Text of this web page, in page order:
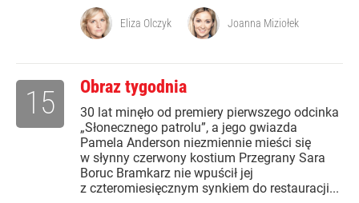
Eliza Olczyk Joanna Miziołek
Obraz tygodnia
30 lat minęło od premiery pierwszego odcinka
„Słonecznego patrolu”, a jego gwiazda
Pamela Anderson niezmiennie mieści się
w słynny czerwony kostium Przegrany Sara
Boruc Bramkarz nie wpuścił jej
z czteromiesięcznym synkiem do restauracji...
15